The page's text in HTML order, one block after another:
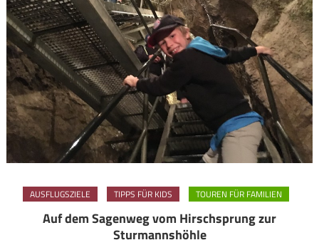
AUSFLUGSZIELE TIPPS FÜR KIDS TOUREN FÜR FAMILIEN
Auf dem Sagenweg vom Hirschsprung zur
Sturmannshöhle